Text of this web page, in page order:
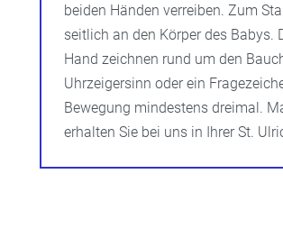
beiden Händen verreiben. Zum
seitlich an den Körper des Babys.
Hand zeichnen rund um den
Uhrzeigersinn oder ein
Bewegung mindestens dreimal.
erhalten Sie bei uns in Ihrer St.